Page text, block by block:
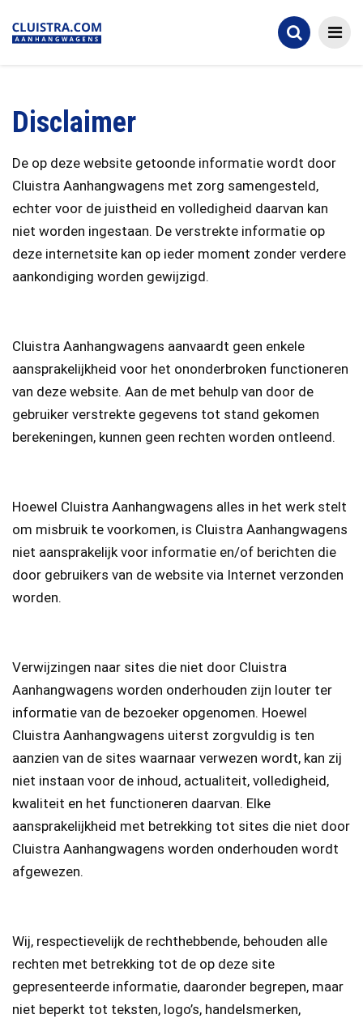
Disclaimer
De op deze website getoonde informatie wordt door
Cluistra Aanhangwagens met zorg samengesteld,
echter voor de juistheid en volledigheid daarvan kan
niet worden ingestaan. De verstrekte informatie op
deze internetsite kan op ieder moment zonder verdere
aankondiging worden gewijzigd.
Cluistra Aanhangwagens aanvaardt geen enkele
aansprakelijkheid voor het ononderbroken functioneren
van deze website. Aan de met behulp van door de
gebruiker verstrekte gegevens tot stand gekomen
berekeningen, kunnen geen rechten worden ontleend.
Hoewel Cluistra Aanhangwagens alles in het werk stelt
om misbruik te voorkomen, is Cluistra Aanhangwagens
niet aansprakelijk voor informatie en/of berichten die
door gebruikers van de website via Internet verzonden
worden.
Verwijzingen naar sites die niet door Cluistra
Aanhangwagens worden onderhouden zijn louter ter
informatie van de bezoeker opgenomen. Hoewel
Cluistra Aanhangwagens uiterst zorgvuldig is ten
aanzien van de sites waarnaar verwezen wordt, kan zij
niet instaan voor de inhoud, actualiteit, volledigheid,
kwaliteit en het functioneren daarvan. Elke
aansprakelijkheid met betrekking tot sites die niet door
Cluistra Aanhangwagens worden onderhouden wordt
afgewezen.
Wij, respectievelijk de rechthebbende, behouden alle
rechten met betrekking tot de op deze site
gepresenteerde informatie, daaronder begrepen, maar
niet beperkt tot teksten, logo’s, handelsmerken,